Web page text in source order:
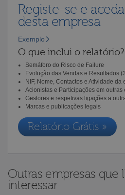
Registe-se e
desta empresa
Exemplo
O que inclui o relatório?
Semáforo do Risco de Failure
Evolução das Vendas e Resultados
NIF, Nome, Contactos e Atividade da
Acionistas e Participações em outras
Gestores e respetivas ligações a
Marcas e publicações legais
Relatório Grátis »
Outras empresas que
interessar